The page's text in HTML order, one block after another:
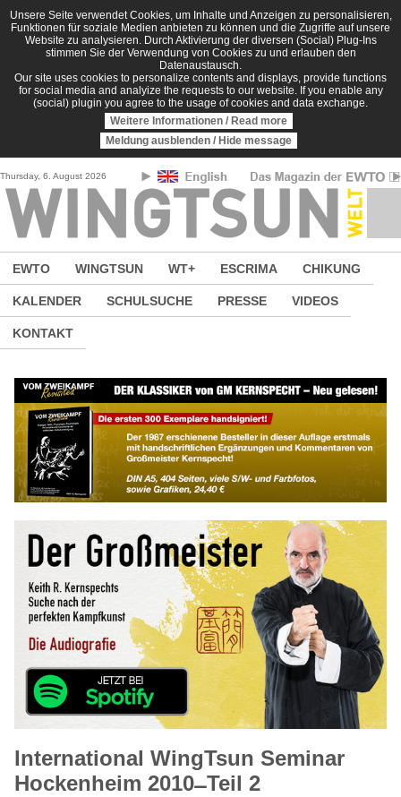
Direkt zum Inhalt
Unsere Seite verwendet Cookies, um Inhalte und Anzeigen zu personalisieren,
Funktionen für soziale Medien anbieten zu können und die Zugriffe auf unsere
Website zu analysieren. Durch Aktivierung der diversen (Social) Plug-Ins
stimmen Sie der Verwendung von Cookies zu und erlauben den
Datenaustausch.
Our site uses cookies to personalize contents and displays, provide functions
for social media and analyize the requests to our website. If you enable any
(social) plugin you agree to the usage of cookies and data exchange.
Weitere Informationen / Read more
Meldung ausblenden / Hide message
Thursday, 6. August 2026
EWTO WINGTSUN WT+ ESCRIMA CHIKUNG
KALENDER SCHULSUCHE PRESSE VIDEOS
KONTAKT
International WingTsun Seminar
Hockenheim 2010 ̶ Teil 2